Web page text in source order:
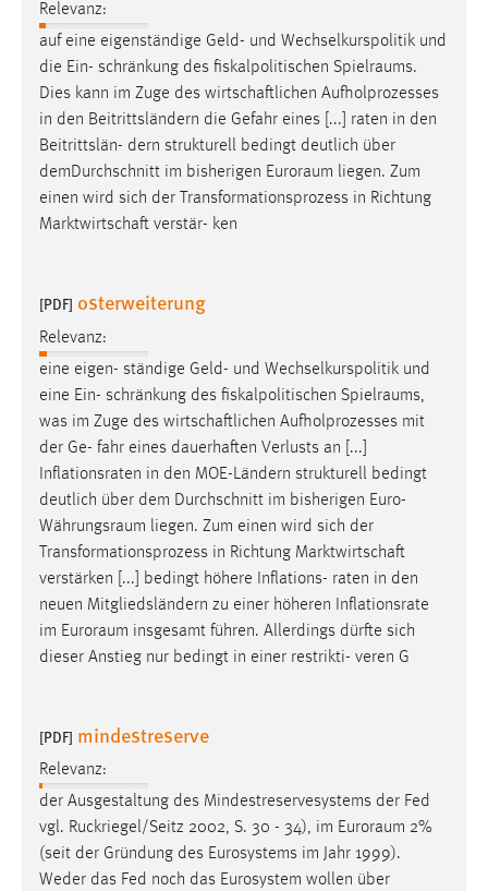
Relevanz:
auf eine eigenständige Geld- und Wechselkurspolitik und
die Ein- schränkung des fiskalpolitischen Spielraums.
Dies kann im Zuge des wirtschaftlichen Aufholprozesses
in den Beitrittsländern die Gefahr eines [...] raten in den
Beitrittslän- dern strukturell bedingt deutlich über
demDurchschnitt im bisherigen Euroraum liegen. Zum
einen wird sich der Transformationsprozess in Richtung
Marktwirtschaft verstär- ken
[PDF] osterweiterung
Relevanz:
eine eigen- ständige Geld- und Wechselkurspolitik und
eine Ein- schränkung des fiskalpolitischen Spielraums,
was im Zuge des wirtschaftlichen Aufholprozesses mit
der Ge- fahr eines dauerhaften Verlusts an [...]
Inflationsraten in den MOE-Ländern strukturell bedingt
deutlich über dem Durchschnitt im bisherigen Euro-
Währungsraum liegen. Zum einen wird sich der
Transformationsprozess in Richtung Marktwirtschaft
verstärken [...] bedingt höhere Inflations- raten in den
neuen Mitgliedsländern zu einer höheren Inflationsrate
im Euroraum insgesamt führen. Allerdings dürfte sich
dieser Anstieg nur bedingt in einer restrikti- veren G
[PDF] mindestreserve
Relevanz:
der Ausgestaltung des Mindestreservesystems der Fed
vgl. Ruckriegel/Seitz 2002, S. 30 - 34), im Euroraum 2%
(seit der Gründung des Eurosystems im Jahr 1999).
Weder das Fed noch das Eurosystem wollen über